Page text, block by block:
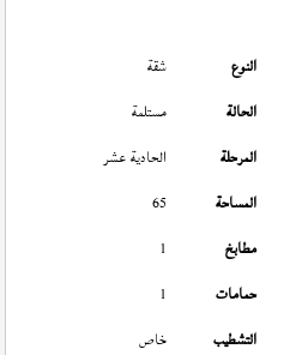
النوع
شقة
الحالة
مستلمة
المرحلة
الحادية عشر
المساحة
65
مطابخ
1
حمامات
1
التشطيب
خاص